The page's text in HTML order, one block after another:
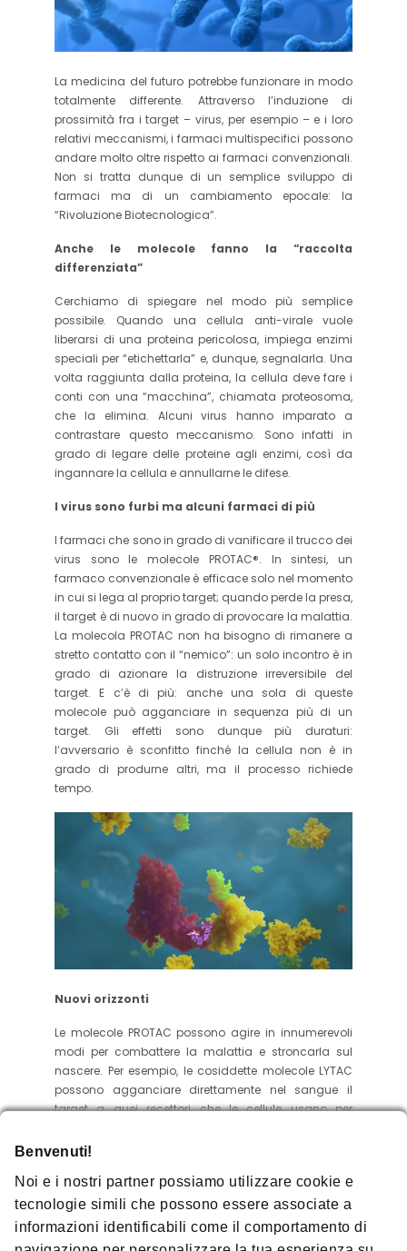
Benvenuti!
Noi e i nostri partner possiamo utilizzare cookie e
tecnologie simili che possono essere associate a
informazioni identificabili come il comportamento di
La medicina del futuro potrebbe funzionare in modo
totalmente differente. Attraverso l’induzione di
prossimità fra i target – virus, per esempio – e i loro
relativi meccanismi, i farmaci multispecifici possono
andare molto oltre rispetto ai farmaci convenzionali.
Non si tratta dunque di un semplice sviluppo di
farmaci ma di un cambiamento epocale: la
“Rivoluzione Biotecnologica”.
Anche le molecole fanno la “raccolta
differenziata”
Cerchiamo di spiegare nel modo più semplice
possibile. Quando una cellula anti-virale vuole
liberarsi di una proteina pericolosa, impiega enzimi
speciali per “etichettarla” e, dunque, segnalarla. Una
volta raggiunta dalla proteina, la cellula deve fare i
conti con una “macchina”, chiamata proteosoma,
che la elimina. Alcuni virus hanno imparato a
contrastare questo meccanismo. Sono infatti in
grado di legare delle proteine agli enzimi, così da
ingannare la cellula e annullarne le difese.
I virus sono furbi ma alcuni farmaci di più
I farmaci che sono in grado di vanificare il trucco dei
virus sono le molecole PROTAC®. In sintesi, un
farmaco convenzionale è efficace solo nel momento
in cui si lega al proprio target; quando perde la presa,
il target è di nuovo in grado di provocare la malattia.
La molecola PROTAC non ha bisogno di rimanere a
stretto contatto con il “nemico”: un solo incontro è in
grado di azionare la distruzione irreversibile del
target. E c’è di più: anche una sola di queste
molecole può agganciare in sequenza più di un
target. Gli effetti sono dunque più duraturi:
l’avversario è sconfitto finché la cellula non è in
grado di produrne altri, ma il processo richiede
tempo.
Nuovi orizzonti
Le molecole PROTAC possono agire in innumerevoli
modi per combattere la malattia e stroncarla sul
nascere. Per esempio, le cosiddette molecole LYTAC
possono agganciare direttamente nel sangue il
target a quei recettori che le cellule usano per
target non deve essere necessariamente una
eliminare specifiche sequenze di RNA agganciate
alle proteine della malattia. È anche possibile
utilizzare le molecole AUTAC per potenziare il processo
“autofago”, utilizzato dalle cellule per divorare detriti